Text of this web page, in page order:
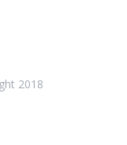
2018